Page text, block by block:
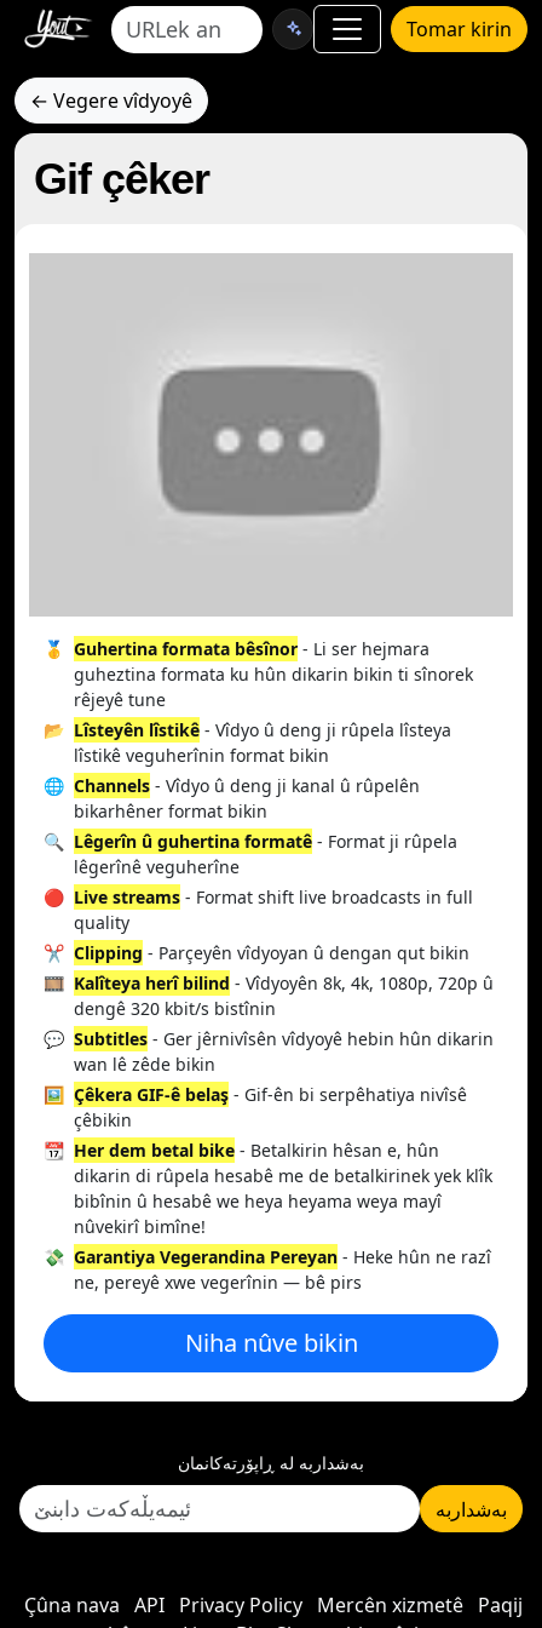
Tomar kirin
← Vegere vîdyoyê
Gif çêker
🥇 Guhertina formata bêsînor - Li ser hejmara
guheztina formata ku hûn dikarin bikin ti sînorek
rêjeyê tune
📂 Lîsteyên lîstikê - Vîdyo û deng ji rûpela lîsteya
lîstikê veguherînin format bikin
🌐 Channels - Vîdyo û deng ji kanal û rûpelên
bikarhêner format bikin
🔍 Lêgerîn û guhertina formatê - Format ji rûpela
lêgerînê veguherîne
🔴 Live streams - Format shift live broadcasts in full
quality
✂️ Clipping - Parçeyên vîdyoyan û dengan qut bikin
🎞️ Kalîteya herî bilind - Vîdyoyên 8k, 4k, 1080p, 720p û
dengê 320 kbit/s bistînin
💬 Subtitles - Ger jêrnivîsên vîdyoyê hebin hûn dikarin
wan lê zêde bikin
🖼️ Çêkera GIF-ê belaş - Gif-ên bi serpêhatiya nivîsê
çêbikin
📆 Her dem betal bike - Betalkirin hêsan e, hûn
dikarin di rûpela hesabê me de betalkirinek yek klîk
bibînin û hesabê we heya heyama weya mayî
nûvekirî bimîne!
💸 Garantiya Vegerandina Pereyan - Heke hûn ne razî
ne, pereyê xwe vegerînin — bê pirs
Niha nûve bikin
بەشداربە لە ڕاپۆرتەکانمان
بەشداربە
Çûna nava API Privacy Policy Mercên xizmetê Paqij